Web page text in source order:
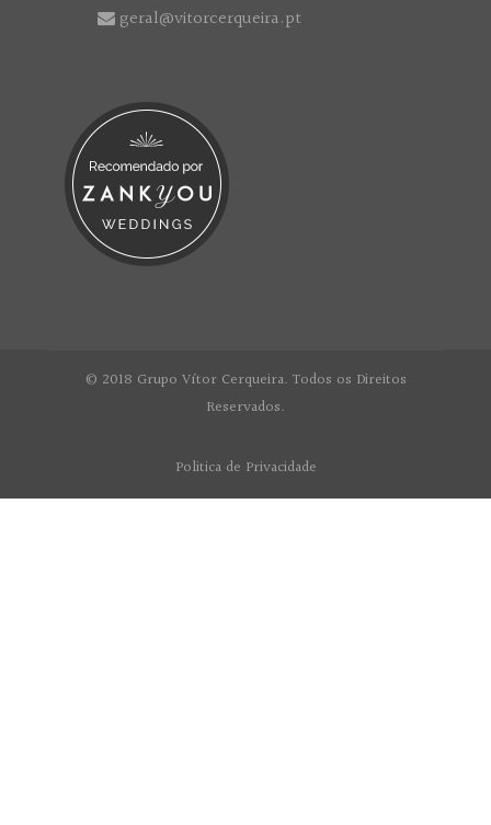
geral@vitorcerqueira.pt
© 2018 Grupo Vítor Cerqueira. Todos os Direitos
Reservados.
Politica de Privacidade